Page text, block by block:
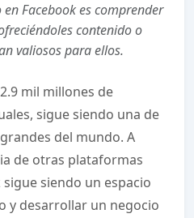
Facebook es comprender
contenido o
valiosos para ellos.
mil millones de
sigue siendo una de
del mundo. A
de otras plataformas
siendo un espacio
y desarrollar un negocio